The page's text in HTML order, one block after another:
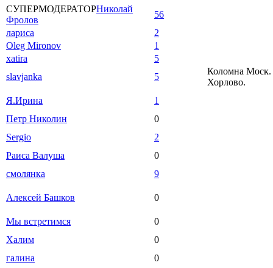
СУПЕРМОДЕРАТОРНиколай
Фролов
56
лариса
2
Oleg Mironov
1
xatira
5
slavjanka
5
Коломна Моск.
Хорлово.
Я.Ирина
1
Петр Николин
0
Sergio
2
Раиса Валуша
0
смолянка
9
Алексей Башков 0
Мы встретимся
0
Халим
0
галина
0